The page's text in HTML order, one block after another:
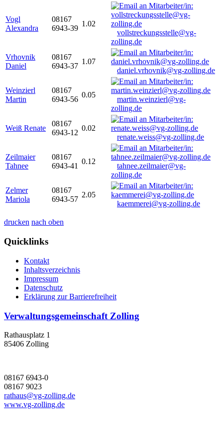
Vogl
Alexandra
08167
6943-39
1.02
vollstreckungsstelle@vg-
zolling.de
Vrhovnik
Daniel
08167
6943-37
1.07
daniel.vrhovnik@vg-zolling.de
Weinzierl
Martin
08167
6943-56
0.05
martin.weinzierl@vg-
zolling.de
Weiß Renate
08167
6943-12
0.02
renate.weiss@vg-zolling.de
Zeilmaier
Tahnee
08167
6943-41
0.12
tahnee.zeilmaier@vg-
zolling.de
Zelmer
Mariola
08167
6943-57
2.05
kaemmerei@vg-zolling.de
drucken nach oben
Quicklinks
Kontakt
Inhaltsverzeichnis
Impressum
Datenschutz
Erklärung zur Barrierefreiheit
Verwaltungsgemeinschaft Zolling
Rathausplatz 1
85406 Zolling
08167 6943-0
08167 9023
rathaus@vg-zolling.de
www.vg-zolling.de